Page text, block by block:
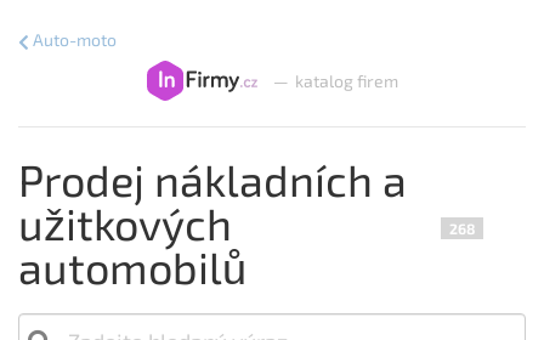
— katalog firem
Auto-moto
Prodej nákladních a
užitkových
automobilů
268